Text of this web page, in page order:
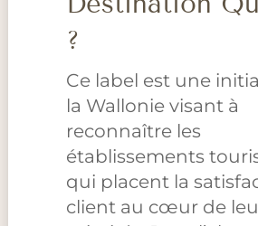
?
Ce label est une
la Wallonie visant à
reconnaître les
établissements
qui placent la
client au cœur de